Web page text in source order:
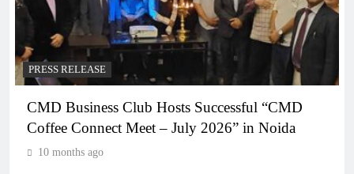
PRESS RELEASE
CMD Business Club Hosts Successful “CMD
Coffee Connect Meet – July 2026” in Noida
10 months ago